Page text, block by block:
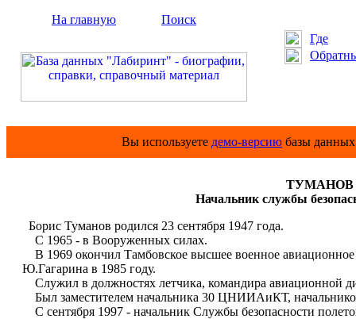
На главную
Поиск
Где
Вы используете демо-версию базы
ТУМАНОВ
Начальник службы
Борис Туманов родился 23 сентября 1947 года.
С 1965 - в Вооруженных силах.
В 1969 окончил Тамбовское высшее военное
Ю.Гагарина в 1985 году.
Служил в должностях летчика, командира авиационной
Был заместителем начальника 30 ЦНИИАиКТ,
С сентября 1997 - начальник Службы безопасности